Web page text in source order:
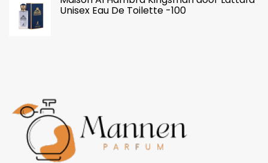
Unisex Eau De Toilette -100